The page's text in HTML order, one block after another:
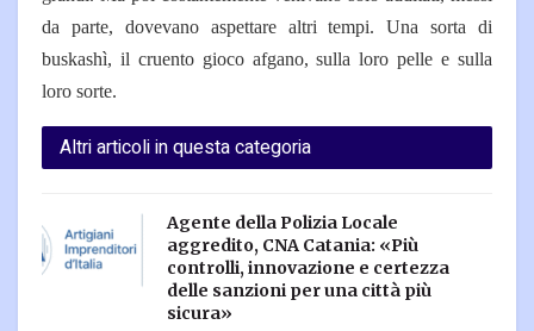
da parte, dovevano aspettare altri tempi. Una sorta di
buskashì, il cruento gioco afgano, sulla loro pelle e sulla
loro sorte.
Altri articoli in questa categoria
Agente della Polizia Locale
aggredito, CNA Catania: «Più
controlli, innovazione e certezza
delle sanzioni per una città più
sicura»